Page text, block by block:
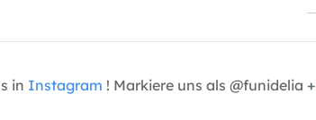
in Instagram ! Markiere uns als @funidelia +